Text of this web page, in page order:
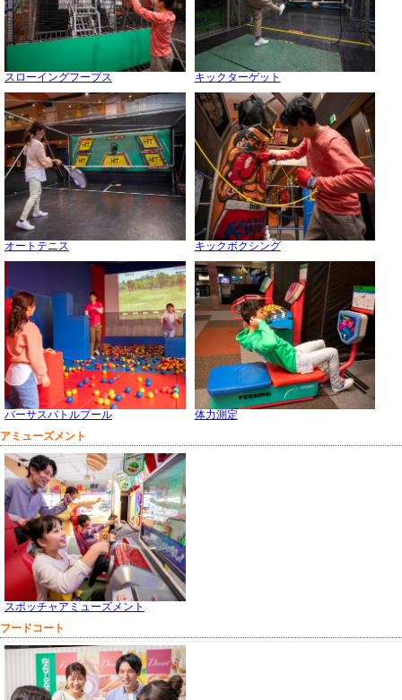
スローイングフープス キックターゲット
オートテニス キックボクシング
バーサスバトルプール
体力測定
アミューズメント
スポッチャアミューズメント
フードコート